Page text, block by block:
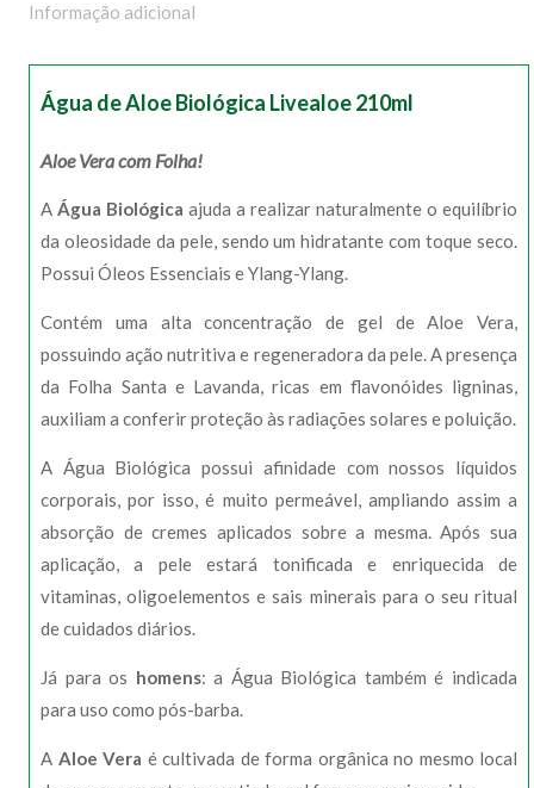
Informação adicional
Água de Aloe Biológica Livealoe 210ml
Aloe Vera com Folha!
A Água Biológica ajuda a realizar naturalmente o equilíbrio
da oleosidade da pele, sendo um hidratante com toque seco.
Possui Óleos Essenciais e Ylang-Ylang.
Contém uma alta concentração de gel de Aloe Vera,
possuindo ação nutritiva e regeneradora da pele. A presença
da Folha Santa e Lavanda, ricas em flavonóides ligninas,
auxiliam a conferir proteção às radiações solares e poluição.
A Água Biológica possui afinidade com nossos líquidos
corporais, por isso, é muito permeável, ampliando assim a
absorção de cremes aplicados sobre a mesma. Após sua
aplicação, a pele estará tonificada e enriquecida de
vitaminas, oligoelementos e sais minerais para o seu ritual
de cuidados diários.
Já para os homens: a Água Biológica também é indicada
para uso como pós-barba.
A Aloe Vera é cultivada de forma orgânica no mesmo local